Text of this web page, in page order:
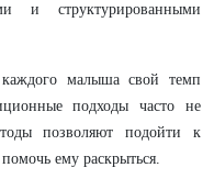
и структурированными
малыша свой темп
подходы часто не
позволяют подойти к
ему раскрыться.